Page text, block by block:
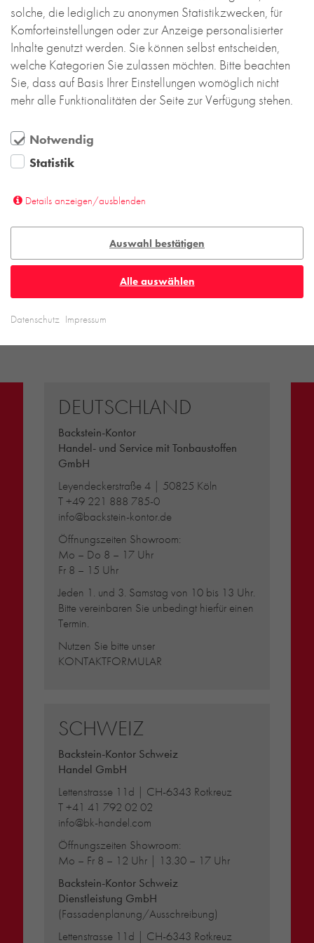
DEUTSCHLAND
Backstein-Kontor
Handel- und Service mit Tonbaustoffen
GmbH
Leyendeckerstraße 4 | 50825 Köln
T+49 221 888 785-0
info@backstein-kontor.de
Öffnungszeiten Showroom:
Mo – Do 8 – 17 Uhr
Fr 8 – 15 Uhr
Jeden 1. und 3. Samstag von 10 bis 13 Uhr.
Bitte vereinbaren Sie unbedingt hierfür einen
Termin.
Nutzen Sie bitte unser
KONTAKTFORMULAR
SCHWEIZ
Backstein-Kontor Schweiz
Handel GmbH
Lettenstrasse 11d | CH-6343 Rotkreuz
T+41 41 792 02 02
info@bk-handel.com
Öffnungszeiten Showroom:
Mo – Fr 8 – 12 Uhr | 13.30 – 17 Uhr
Backstein-Kontor Schweiz
Dienstleistung GmbH
(Fassadenplanung/Ausschreibung)
Lettenstrasse 11d | CH-6343 Rotkreuz
solche, die lediglich zu anonymen Statistikzwecken, für
Komforteinstellungen oder zur Anzeige personalisierter
Inhalte genutzt werden. Sie können selbst entscheiden,
welche Kategorien Sie zulassen möchten. Bitte beachten
Sie, dass auf Basis Ihrer Einstellungen womöglich nicht
mehr alle Funktionalitäten der Seite zur Verfügung stehen.
Notwendig
Statistik
Details anzeigen/ausblenden
Auswahl bestätigen
Alle auswählen
Datenschutz Impressum